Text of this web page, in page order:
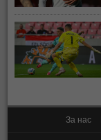
За нас